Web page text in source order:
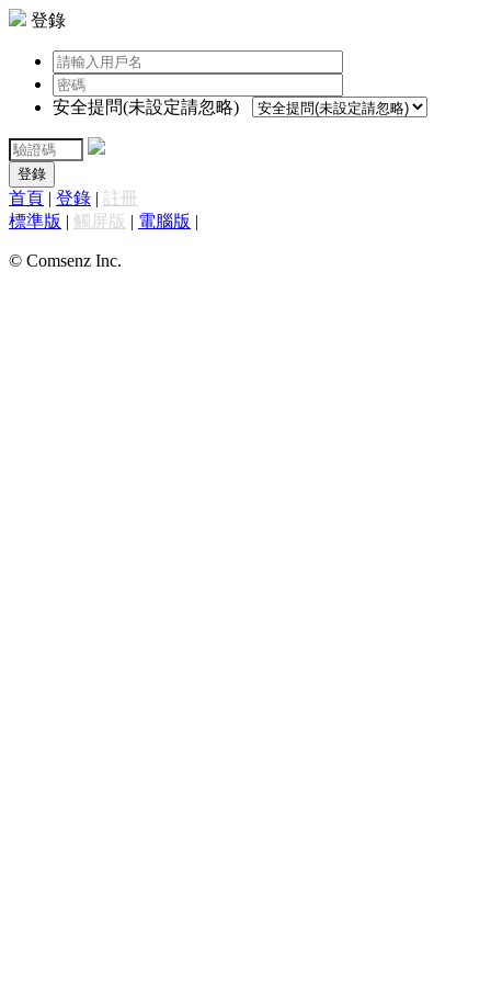
登錄
安全提問(未設定請忽略)
登錄
首頁 | 登錄 | 註冊
標準版 | 觸屏版 | 電腦版 |
© Comsenz Inc.